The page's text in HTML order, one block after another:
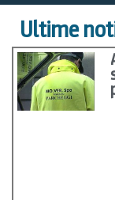
Ultime